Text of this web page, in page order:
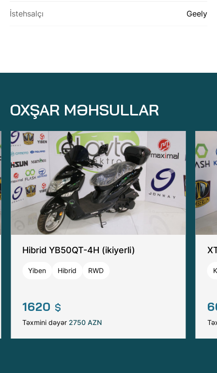
İstehsalçı Geely
OXŞAR MƏHSULLAR
Hibrid YB50QT-4H (ikiyerli)
Yiben Hibrid RWD
1620 $
Təxmini dəyər 2750 AZN